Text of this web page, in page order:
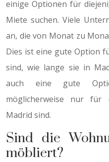
einige Optionen für
Miete suchen. Viele
an, die von Monat zu
Dies ist eine gute Option
sind, wie lange sie in
auch eine gute
möglicherweise nur
Madrid sind.
Sind die
möbliert?